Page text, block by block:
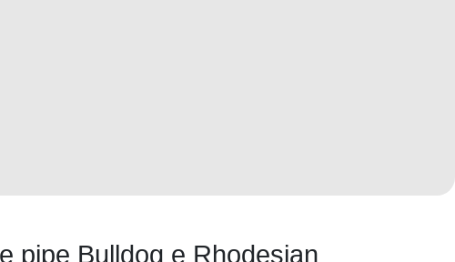
pipe Bulldog e Rhodesian